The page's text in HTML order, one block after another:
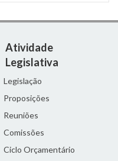
Atividade
Legislativa
Legislação
Proposições
Reuniões
Comissões
Ciclo Orçamentário